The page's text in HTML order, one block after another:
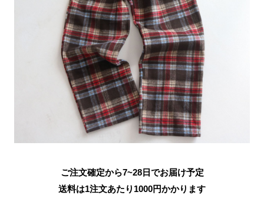
ご注文確定から7~28日でお届け予定
送料は1注文あたり 1000円かかります